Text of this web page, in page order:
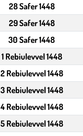
28 Safer 1448
29 Safer 1448
30 Safer 1448
1 Rebiulevvel 1448
2 Rebiulevvel 1448
3 Rebiulevvel 1448
4 Rebiulevvel 1448
5 Rebiulevvel 1448